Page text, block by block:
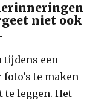
niet ook
tijdens een
te maken
leggen. Het